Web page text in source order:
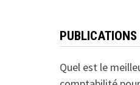
PUBLICATIONS
Quel est le